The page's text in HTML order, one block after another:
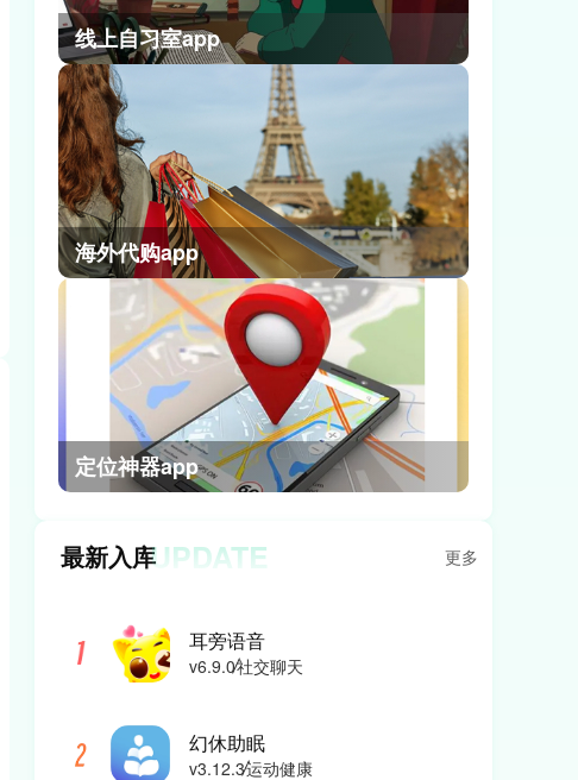
线上自习室app
海外代购app
定位神器app
最新入库UPDATE 更多
耳旁语音
v6.9.0社交聊天
幻休助眠
v3.12.3运动健康